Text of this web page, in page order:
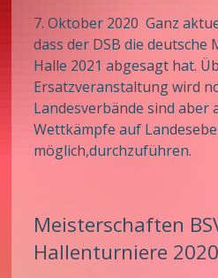
7. Oktober 2020 Ganz
dass der DSB die
Halle 2021 abgesagt hat.
Ersatzveranstaltung wird
Landesverbände sind aber
Wettkämpfe auf
möglich,durchzuführen.
Meisterschaften
Hallenturniere